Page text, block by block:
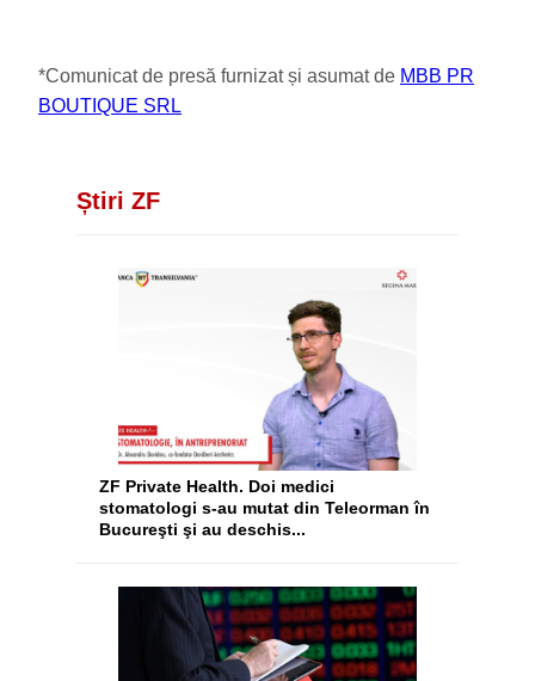
*Comunicat de presă furnizat și asumat de MBB PR
BOUTIQUE SRL
Știri ZF
ZF Private Health. Doi medici
stomatologi s-au mutat din Teleorman în
Bucureşti şi au deschis...